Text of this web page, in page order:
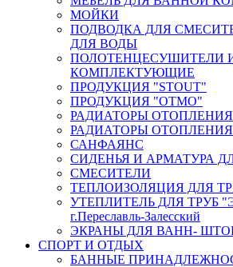
МОЙКИ
ПОДВОДКА ДЛЯ
ДЛЯ ВОДЫ
ПОЛОТЕНЦЕСУШИТЕЛИ
КОМПЛЕКТУЮЩИЕ
ПРОДУКЦИЯ "STOUT"
ПРОДУКЦИЯ "ОТМО"
РАДИАТОРЫ ОТОПЛЕНИЯ
РАДИАТОРЫ
САНФАЯНС
СИДЕНЬЯ И АРМАТУРА
СМЕСИТЕЛИ
ТЕПЛОИЗОЛЯЦИЯ ДЛЯ
УТЕПЛИТЕЛЬ ДЛЯ ТРУБ
г.Переславль-Залесский
ЭКРАНЫ ДЛЯ ВАНН-
СПОРТ И ОТДЫХ
БАННЫЕ